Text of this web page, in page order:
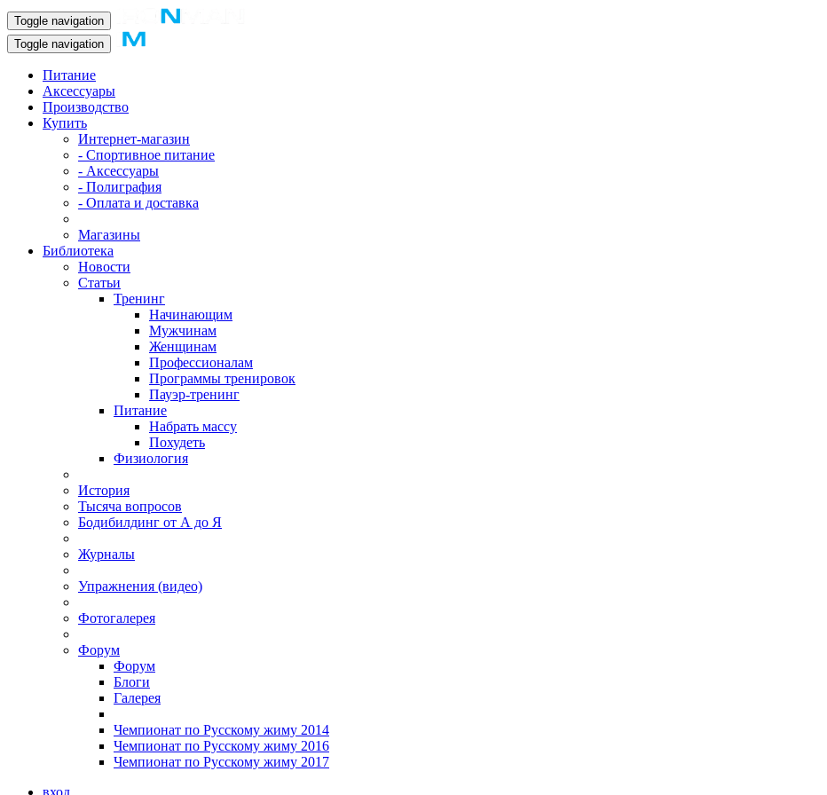
Toggle navigation
Toggle navigation
Питание
Аксессуары
Производство
Купить
Интернет-магазин
- Спортивное питание
- Аксессуары
- Полиграфия
- Оплата и доставка
Магазины
Библиотека
Новости
Статьи
Тренинг
Начинающим
Мужчинам
Женщинам
Профессионалам
Программы тренировок
Пауэр-тренинг
Питание
Набрать массу
Похудеть
Физиология
История
Тысяча вопросов
Бодибилдинг от А до Я
Журналы
Упражнения (видео)
Фотогалерея
Форум
Форум
Блоги
Галерея
Чемпионат по Русскому жиму 2014
Чемпионат по Русскому жиму 2016
Чемпионат по Русскому жиму 2017
вход